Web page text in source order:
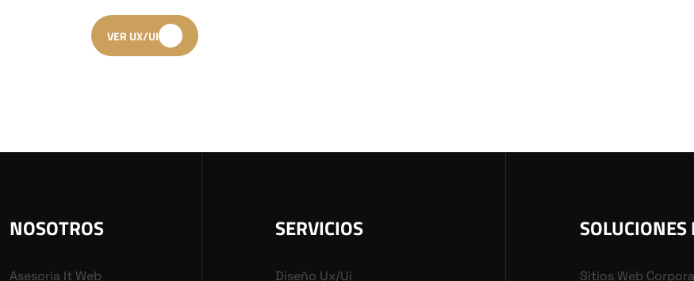
VER UX/UI
NOSOTROS
Asesoria It Web
SERVICIOS
Diseño Ux/ui
SOLUCIONES
Sitios Web